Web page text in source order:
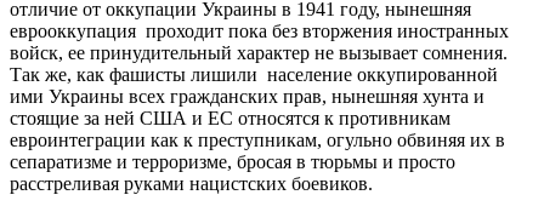
отличие от оккупации Украины в 1941 году, нынешняя
еврооккупация проходит пока без вторжения иностранных
войск, ее принудительный характер не вызывает сомнения.
Так же, как фашисты лишили население оккупированной
ими Украины всех гражданских прав, нынешняя хунта и
стоящие за ней США и ЕС относятся к противникам
евроинтеграции как к преступникам, огульно обвиняя их в
сепаратизме и терроризме, бросая в тюрьмы и просто
расстреливая руками нацистских боевиков.